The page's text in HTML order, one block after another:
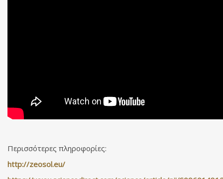
Περισσότερες πληροφορίες:
http://zeosol.eu/